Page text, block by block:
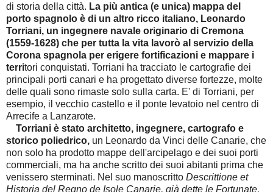
di storia della città. La più antica (e unica) mappa del
porto spagnolo è di un altro ricco italiano, Leonardo
Torriani, un ingegnere navale originario di Cremona
(1559-1628) che per tutta la vita lavorò al servizio della
Corona spagnola per erigere fortificazioni e mappare i
territori conquistati. Torriani ha tracciato le cartografie dei
principali porti canari e ha progettato diverse fortezze, molte
delle quali sono rimaste solo sulla carta. E' di Torriani, per
esempio, il vecchio castello e il ponte levatoio nel centro di
Arrecife a Lanzarote.
Torriani è stato architetto, ingegnere, cartografo e
storico poliedrico, un Leonardo da Vinci delle Canarie, che
non solo ha prodotto mappe dell'arcipelago e dei suoi porti
commerciali, ma ha anche scritto dei suoi abitanti prima che
venissero sterminati. Nel suo manoscritto Descrittione et
Historia del Regno de Isole Canarie, già dette le Fortunate,